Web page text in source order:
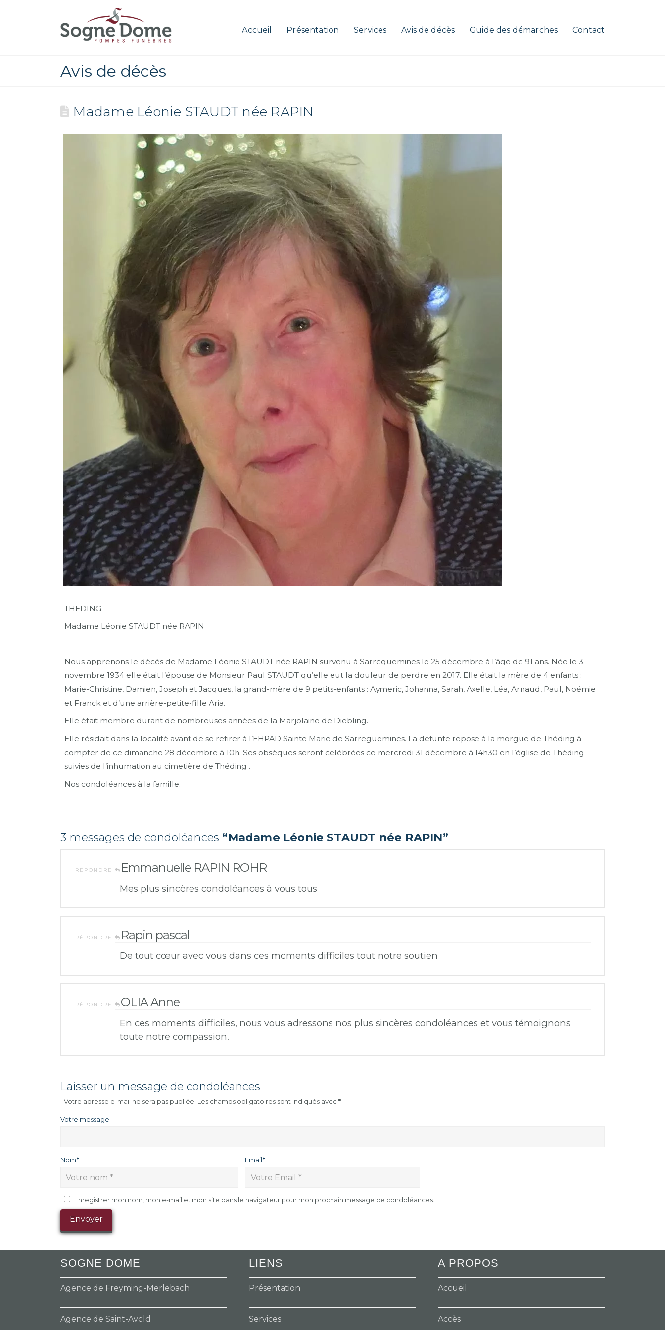
Accueil Présentation Services Avis de décès Guide des démarches Contact
Avis de décès
Madame Léonie STAUDT née RAPIN
THEDING
Madame Léonie STAUDT née RAPIN
Nous apprenons le décès de Madame Léonie STAUDT née RAPIN survenu à Sarreguemines le 25 décembre à l’âge de 91 ans. Née le 3
novembre 1934 elle était l’épouse de Monsieur Paul STAUDT qu’elle eut la douleur de perdre en 2017. Elle était la mère de 4 enfants :
Marie-Christine, Damien, Joseph et Jacques, la grand-mère de 9 petits-enfants : Aymeric, Johanna, Sarah, Axelle, Léa, Arnaud, Paul, Noémie
et Franck et d’une arrière-petite-fille Aria.
Elle était membre durant de nombreuses années de la Marjolaine de Diebling.
Elle résidait dans la localité avant de se retirer à l’EHPAD Sainte Marie de Sarreguemines. La défunte repose à la morgue de Théding à
compter de ce dimanche 28 décembre à 10h. Ses obsèques seront célébrées ce mercredi 31 décembre à 14h30 en l’église de Théding
suivies de l’inhumation au cimetière de Théding .
Nos condoléances à la famille.
3 messages de condoléances “Madame Léonie STAUDT née RAPIN”
RÉPONDRE Emmanuelle RAPIN ROHR
Mes plus sincères condoléances à vous tous
RÉPONDRE Rapin pascal
De tout cœur avec vous dans ces moments difficiles tout notre soutien
RÉPONDRE OLIA Anne
En ces moments difficiles, nous vous adressons nos plus sincères condoléances et vous témoignons
toute notre compassion.
Laisser un message de condoléances
Votre adresse e-mail ne sera pas publiée. Les champs obligatoires sont indiqués avec *
Votre message
Nom* Email*
Enregistrer mon nom, mon e-mail et mon site dans le navigateur pour mon prochain message de condoléances.
SOGNE DOME
Agence de Freyming-Merlebach
Agence de Saint-Avold
LIENS
Présentation
Services
A PROPOS
Accueil
Accès